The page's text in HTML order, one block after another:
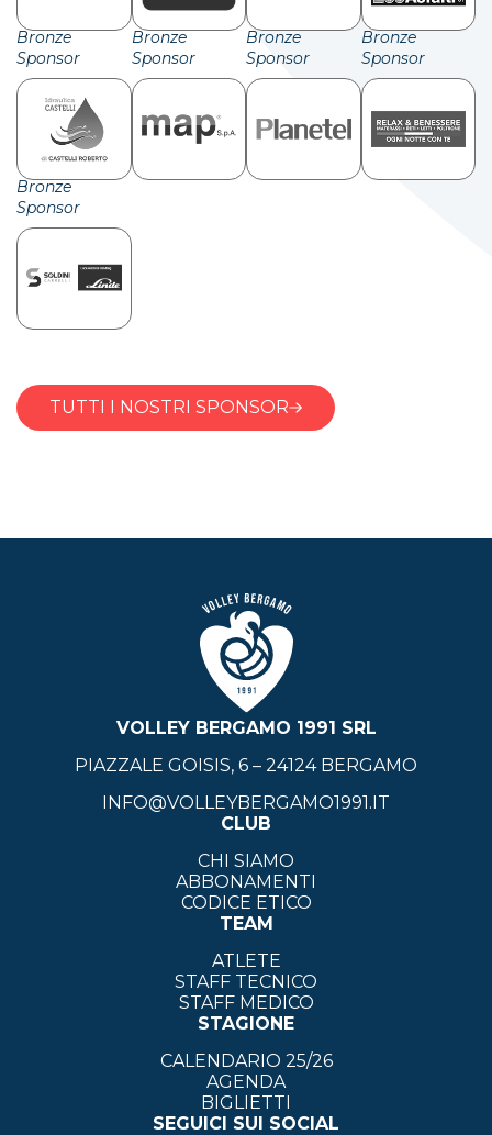
Bronze
Sponsor
Bronze
Sponsor
Bronze
Sponsor
Bronze
Sponsor
Bronze
Sponsor
TUTTI I NOSTRI SPONSOR
VOLLEY BERGAMO 1991 SRL
PIAZZALE GOISIS, 6 – 24124 BERGAMO
INFO@VOLLEYBERGAMO1991.IT
CLUB
CHI SIAMO
ABBONAMENTI
CODICE ETICO
TEAM
ATLETE
STAFF TECNICO
STAFF MEDICO
STAGIONE
CALENDARIO 25/26
AGENDA
BIGLIETTI
SEGUICI SUI SOCIAL